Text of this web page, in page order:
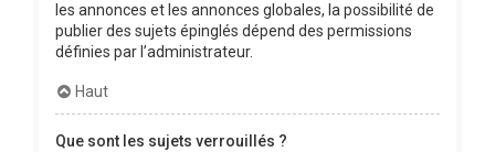
les annonces et les annonces globales, la possibilité de
publier des sujets épinglés dépend des permissions
définies par l’administrateur.
Haut
Que sont les sujets verrouillés ?